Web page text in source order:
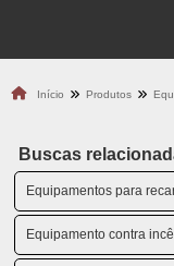
Início Produtos
Buscas
Equipamentos para
Equipamento contra